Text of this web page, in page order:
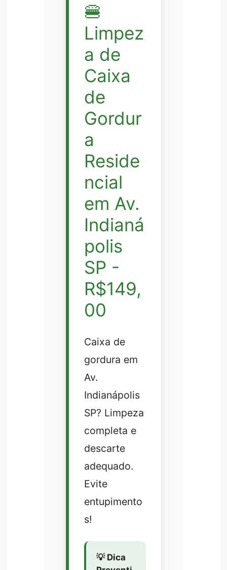
🍔
Limpez
a de
Caixa
de
Gordur
a
Reside
ncial
em Av.
Indianá
polis
SP -
R$149,
00
Caixa de
gordura em
Av.
Indianápolis
SP? Limpeza
completa e
descarte
adequado.
Evite
entupimento
s!
💡 Dica